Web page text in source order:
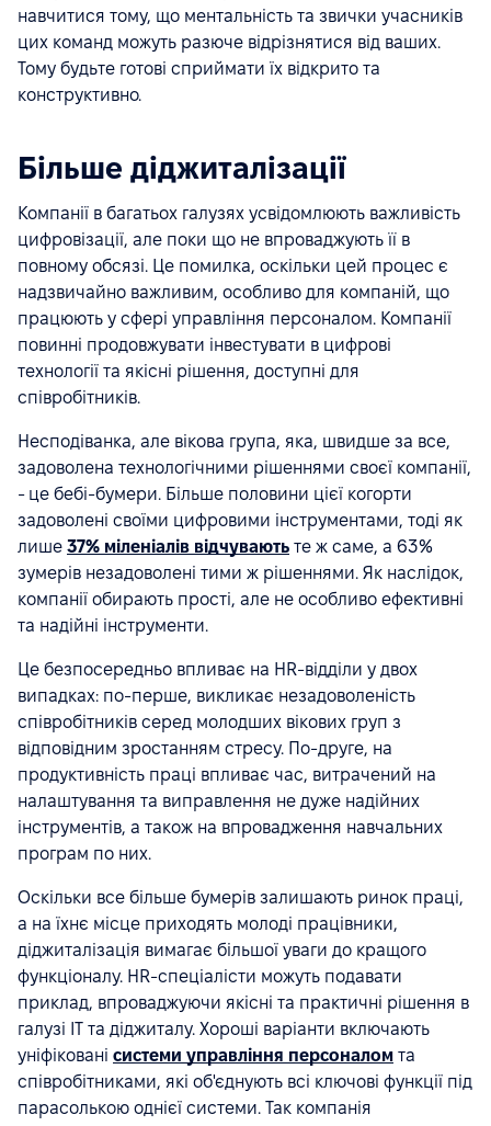
навчитися тому, що ментальність та звички учасників
цих команд можуть разюче відрізнятися від ваших.
Тому будьте готові сприймати їх відкрито та
конструктивно.
Більше діджиталізації
Компанії в багатьох галузях усвідомлюють важливість
цифровізації, але поки що не впроваджують її в
повному обсязі. Це помилка, оскільки цей процес є
надзвичайно важливим, особливо для компаній, що
працюють у сфері управління персоналом. Компанії
повинні продовжувати інвестувати в цифрові
технології та якісні рішення, доступні для
співробітників.
Несподіванка, але вікова група, яка, швидше за все,
задоволена технологічними рішеннями своєї компанії,
- це бебі-бумери. Більше половини цієї когорти
задоволені своїми цифровими інструментами, тоді як
лише 37% міленіалів відчувають те ж саме, а 63%
зумерів незадоволені тими ж рішеннями. Як наслідок,
компанії обирають прості, але не особливо ефективні
та надійні інструменти.
Це безпосередньо впливає на HR-відділи у двох
випадках: по-перше, викликає незадоволеність
співробітників серед молодших вікових груп з
відповідним зростанням стресу. По-друге, на
продуктивність праці впливає час, витрачений на
налаштування та виправлення не дуже надійних
інструментів, а також на впровадження навчальних
програм по них.
Оскільки все більше бумерів залишають ринок праці,
а на їхнє місце приходять молоді працівники,
діджиталізація вимагає більшої уваги до кращого
функціоналу. HR-спеціалісти можуть подавати
приклад, впроваджуючи якісні та практичні рішення в
галузі ІТ та діджиталу. Хороші варіанти включають
уніфіковані системи управління персоналом та
співробітниками, які об'єднують всі ключові функції під
парасолькою однієї системи. Так компанія